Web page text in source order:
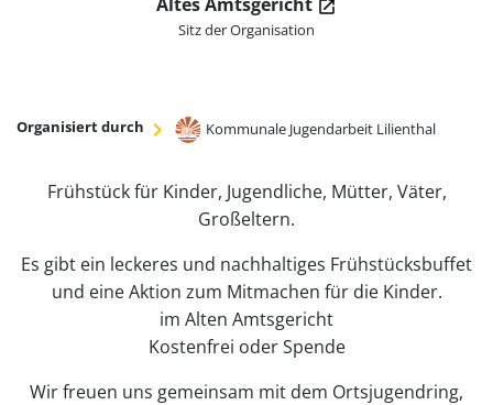
Sitz der Organisation
Organisiert durch Kommunale Jugendarbeit Lilienthal
Frühstück für Kinder, Jugendliche, Mütter, Väter,
Großeltern.
Es gibt ein leckeres und nachhaltiges Frühstücksbuffet
und eine Aktion zum Mitmachen für die Kinder.
im Alten Amtsgericht
Kostenfrei oder Spende
Wir freuen uns gemeinsam mit dem Ortsjugendring,